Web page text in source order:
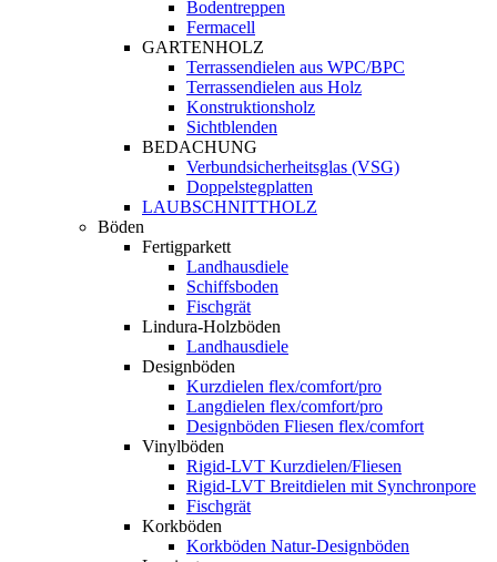
Bodentreppen
Fermacell
GARTENHOLZ
Terrassendielen aus WPC/BPC
Terrassendielen aus Holz
Konstruktionsholz
Sichtblenden
BEDACHUNG
Verbundsicherheitsglas (VSG)
Doppelstegplatten
LAUBSCHNITTHOLZ
Böden
Fertigparkett
Landhausdiele
Schiffsboden
Fischgrät
Lindura-Holzböden
Landhausdiele
Designböden
Kurzdielen flex/comfort/pro
Langdielen flex/comfort/pro
Designböden Fliesen flex/comfort
Vinylböden
Rigid-LVT Kurzdielen/Fliesen
Rigid-LVT Breitdielen mit Synchronpore
Fischgrät
Korkböden
Korkböden Natur-Designböden